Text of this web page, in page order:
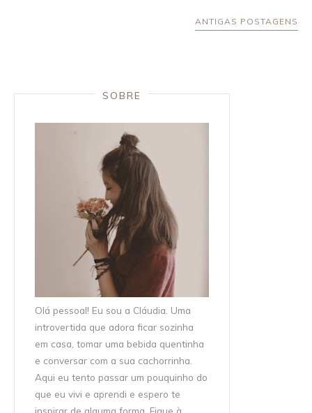
ANTIGAS POSTAGENS
SOBRE
Olá pessoal! Eu sou a Cláudia. Uma
introvertida que adora ficar sozinha
em casa, tomar uma bebida quentinha
e conversar com a sua cachorrinha.
Aqui eu tento passar um pouquinho do
que eu vivi e aprendi e espero te